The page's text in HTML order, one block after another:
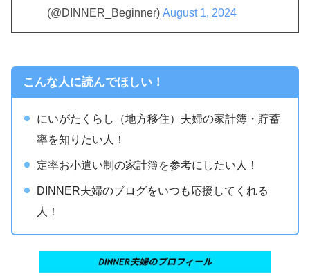
(@DINNER_Beginner) August 1, 2024
こんな人に読んでほしい！
にいがたくらし（地方移住）夫婦の家計簿・貯蓄
率を知りたい人！
定率お小遣い制の家計簿を参考にしたい人！
DINNER夫婦のブログをいつも応援してくれる
人！